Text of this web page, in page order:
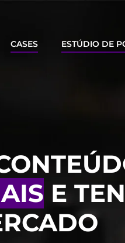
CASES ESTÚDIO DE
E